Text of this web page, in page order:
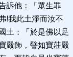
訴他：「眾生罪
!我此土淨而汝不
土：「於是佛以足
嚴飾，譬如寶莊嚴